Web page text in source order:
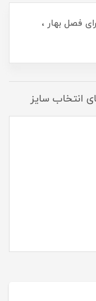
و برای فصل بهار ،
انتخاب سایز